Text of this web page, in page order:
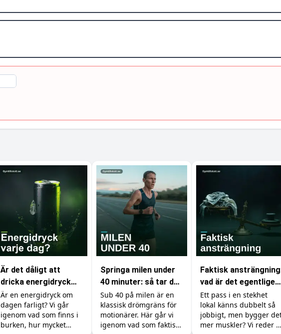
Är det dåligt att
dricka energidryck
varje dag?
Är en energidryck om
dagen farligt? Vi går
igenom vad som finns i
burken, hur mycket
Springa milen under
40 minuter: så tar du
dig under
drömgränsen
Sub 40 på milen är en
klassisk drömgräns för
motionärer. Här går vi
igenom vad som faktiskt
Faktisk
vad är det egentligen
som räknas i
gymmet?
Ett pass i en stekhet
lokal känns dubbelt så
jobbigt, men bygger
mer muskler? Vi reder ut